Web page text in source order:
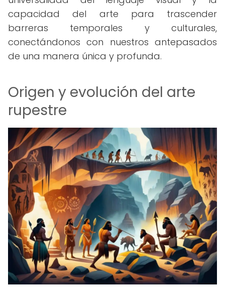
capacidad del arte para trascender
barreras temporales y culturales,
conectándonos con nuestros antepasados
de una manera única y profunda.
Origen y evolución del arte
rupestre